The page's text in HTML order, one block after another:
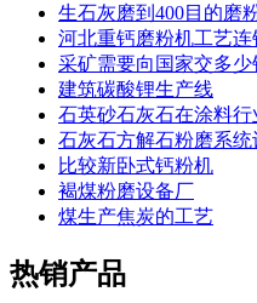
生石灰磨到400目的磨
河北重钙磨粉机工艺连
采矿需要向国家交多少
建筑碳酸锂生产线
石英砂石灰石在涂料行
石灰石方解石粉磨系
比较新卧式钙粉机
褐煤粉磨设备厂
煤生产焦炭的工艺
热销产品